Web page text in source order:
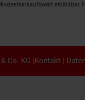
Co. KG |Kontakt |